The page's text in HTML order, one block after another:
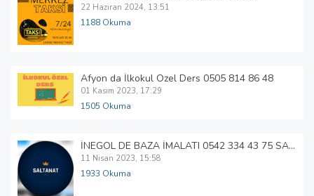
22 Haziran 2024, 13:51
1188 Okuma
Afyon da İlkokul Özel Ders 0505 814 86 48
01 Kasım 2023, 17:29
1505 Okuma
İNEGÖL DE BAZA İMALATI 0542 334 43 75 SALTANAT METAL BAZA
11 Nisan 2023, 15:58
1933 Okuma